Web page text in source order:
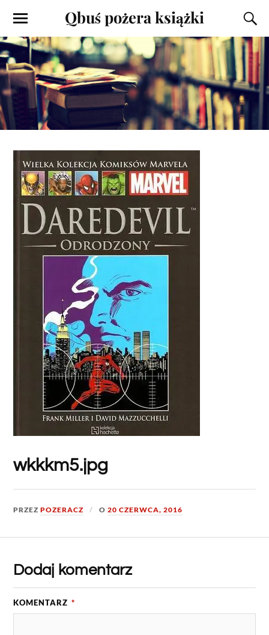
Qbuś pożera książki
wkkkm5.jpg
PRZEZPOZERACZ O20 CZERWCA, 2016
Dodaj komentarz
KOMENTARZ *